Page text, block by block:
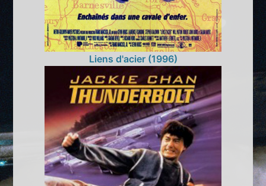
Liens d'acier (1996)